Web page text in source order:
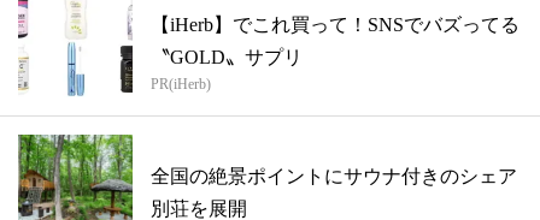
【iHerb】でこれ買って！SNSでバズってる
〝GOLD〟サプリ
PR(iHerb)
全国の絶景ポイントにサウナ付きのシェア
別荘を展開